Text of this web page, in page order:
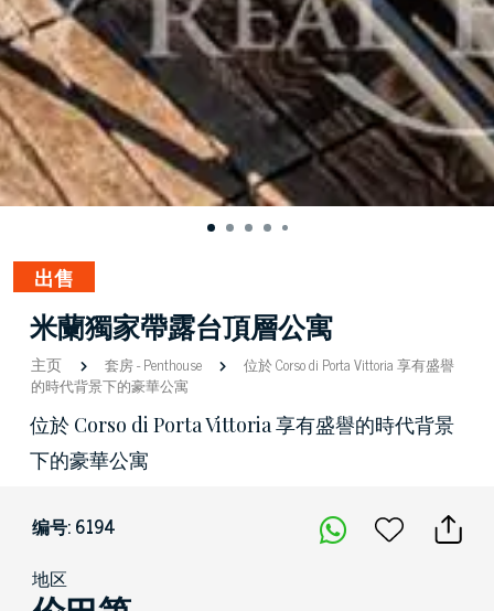
出售
米蘭獨家帶露台頂層公寓
主页 套房-Penthouse
位於 Corso di Porta Vittoria 享有盛譽
的時代背景下的豪華公寓
位於 Corso di Porta Vittoria 享有盛譽的時代背景
下的豪華公寓
编号: 6194
地区